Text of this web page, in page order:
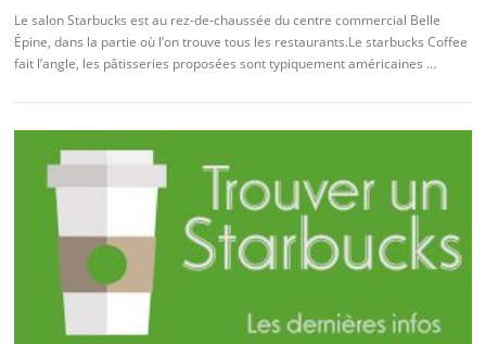
Le salon Starbucks est au rez-de-chaussée du centre commercial Belle
Épine, dans la partie où l’on trouve tous les restaurants.Le starbucks Coffee
fait l’angle, les pâtisseries proposées sont typiquement américaines …